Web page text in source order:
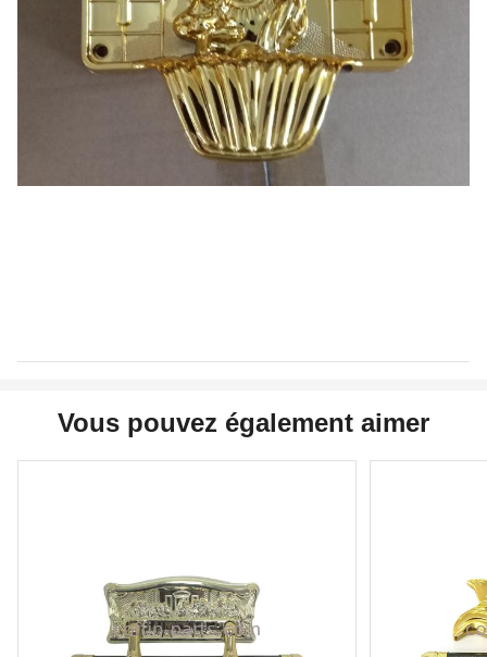
Vous pouvez également aimer